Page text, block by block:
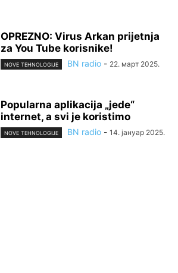
OPREZNO: Virus Arkan prijetnja
za You Tube korisnike!
NOVE TEHNOLOGIJE BN radio - 22. март 2025.
Popularna aplikacija „jede“
internet, a svi je koristimo
NOVE TEHNOLOGIJE BN radio - 14. јануар 2025.